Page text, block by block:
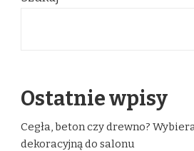
Ostatnie wpisy
Cegła, beton czy drewno?
dekoracyjną do salonu